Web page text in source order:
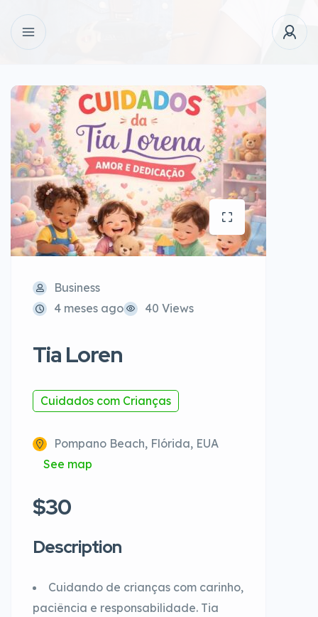
Business
4 meses ago
40 Views
Tia Loren
Cuidados com Crianças
Pompano Beach, Flórida, EUA
See map
$30
Description
Cuidando de crianças com carinho,
paciência e responsabilidade. Tia